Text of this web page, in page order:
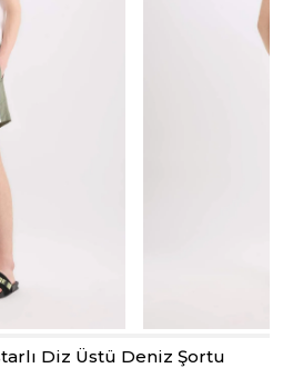
Diz Üstü Deniz Şortu